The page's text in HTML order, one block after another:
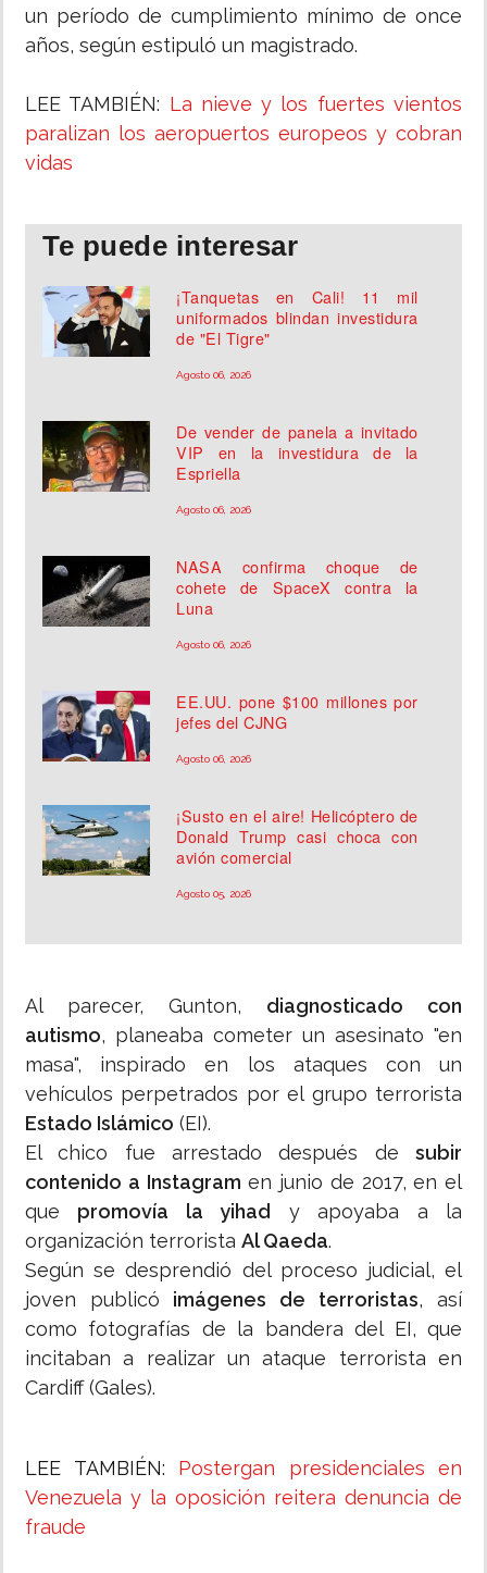
un período de cumplimiento mínimo de once
años, según estipuló un magistrado.
LEE TAMBIÉN: La nieve y los fuertes vientos
paralizan los aeropuertos europeos y cobran
vidas
Te puede interesar
¡Tanquetas en Cali! 11 mil
uniformados blindan investidura
de "El Tigre"
Agosto 06, 2026
De vender de panela a invitado
VIP en la investidura de la
Espriella
Agosto 06, 2026
NASA confirma choque de
cohete de SpaceX contra la
Luna
Agosto 06, 2026
EE.UU. pone $100 millones por
jefes del CJNG
Agosto 06, 2026
¡Susto en el aire! Helicóptero de
Donald Trump casi choca con
avión comercial
Agosto 05, 2026
Al parecer, Gunton, diagnosticado con
autismo, planeaba cometer un asesinato "en
masa", inspirado en los ataques con un
vehículos perpetrados por el grupo terrorista
Estado Islámico (EI).
El chico fue arrestado después de subir
contenido a Instagram en junio de 2017, en el
que promovía la yihad
y apoyaba a la
organización terrorista Al Qaeda.
Según se desprendió del proceso judicial, el
joven publicó imágenes de terroristas, así
como fotografías de la bandera del EI, que
incitaban a realizar un ataque terrorista en
Cardiff (Gales).
LEE TAMBIÉN: Postergan presidenciales en
Venezuela y la oposición reitera denuncia de
fraude